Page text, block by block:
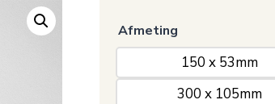
Afmeting
150 x 53mm
300 x 105mm